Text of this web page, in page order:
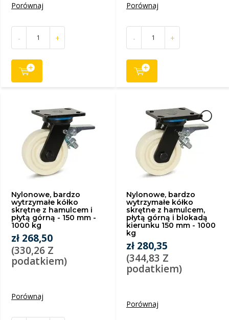
Porównaj
- +
Porównaj
- +
Nylonowe, bardzo
wytrzymałe kółko
skrętne z hamulcem i
płytą górną - 150 mm -
1000 kg
zł 268,50
(330,26 Z
podatkiem)
Porównaj
Nylonowe, bardzo
wytrzymałe kółko
skrętne z hamulcem,
płytą górną i blokadą
kierunku 150 mm - 1000
kg
zł 280,35
(344,83 Z
podatkiem)
Porównaj